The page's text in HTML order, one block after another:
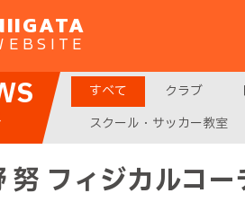
すべて クラブ
スクール・サッカー教室
努 フィジカルコ